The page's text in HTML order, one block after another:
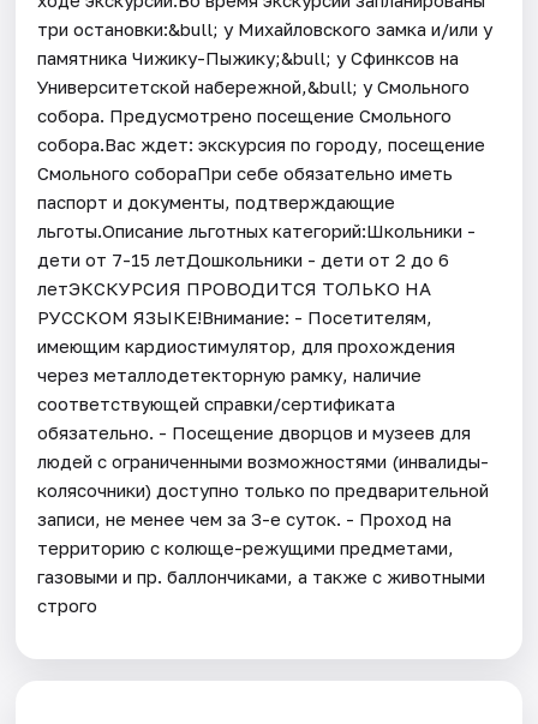
три остановки:&bull; у Михайловского замка и/или у
памятника Чижику-Пыжику;&bull; у Сфинксов на
Университетской набережной,&bull; у Смольного
собора. Предусмотрено посещение Смольного
собора.Вас ждет: экскурсия по городу, посещение
Смольного собораПри себе обязательно иметь
паспорт и документы, подтверждающие
льготы.Описание льготных категорий:Школьники -
дети от 7-15 летДошкольники - дети от 2 до 6
летЭКСКУРСИЯ ПРОВОДИТСЯ ТОЛЬКО НА
РУССКОМ ЯЗЫКЕ!Внимание: - Посетителям,
имеющим кардиостимулятор, для прохождения
через металлодетекторную рамку, наличие
соответствующей справки/сертификата
обязательно. - Посещение дворцов и музеев для
людей с ограниченными возможностями (инвалиды-
колясочники) доступно только по предварительной
записи, не менее чем за 3-е суток. - Проход на
территорию с колюще-режущими предметами,
газовыми и пр. баллончиками, а также с животными
строго